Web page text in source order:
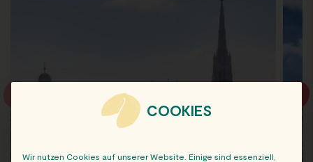
COOKIES
Wir nutzen Cookies auf unserer Website. Einige sind essenziell,